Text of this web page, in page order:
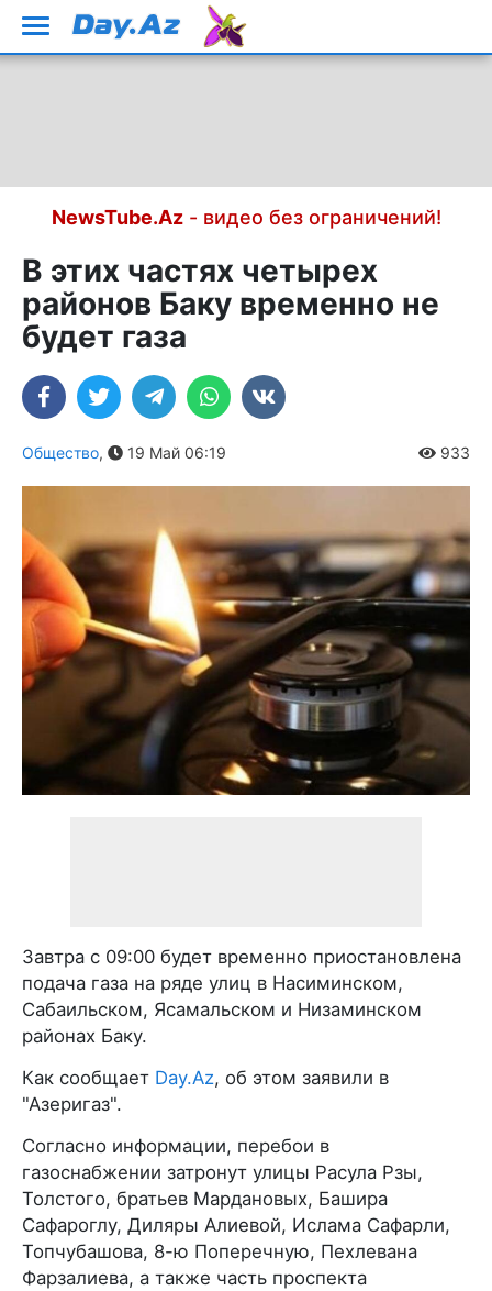
NewsTube.Az- видео без ограничений!
В этих частях четырех
районов Баку временно не
будет газа
Общество, 19 Май 06:19 933
Завтра с 09:00 будет временно приостановлена
подача газа на ряде улиц в Насиминском,
Сабаильском, Ясамальском и Низаминском
районах Баку.
Как сообщает Day.Az, об этом заявили в
"Азеригаз".
Согласно информации, перебои в
газоснабжении затронут улицы Расула Рзы,
Толстого, братьев Мардановых, Башира
Сафароглу, Диляры Алиевой, Ислама Сафарли,
Топчубашова, 8-ю Поперечную, Пехлевана
Фарзалиева, а также часть проспекта